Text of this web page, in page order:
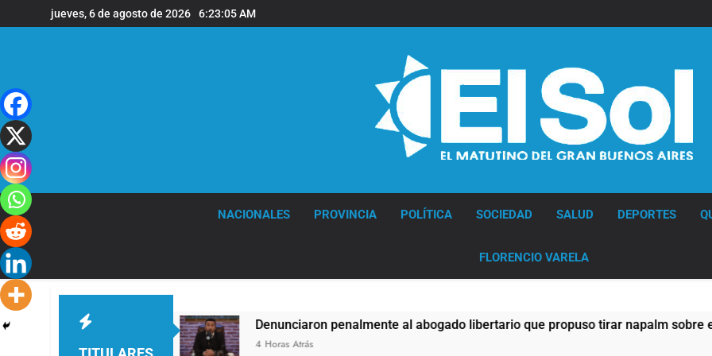
al
jueves, 6 de agosto de 2026 6:23:05 AM
NACIONALES PROVINCIA POLÍTICA SOCIEDAD SALUD DEPORTES
FLORENCIO VARELA
ráfagas de viento Denunciaron penalmente al abogado libertario que propuso tirar napalm sobre el Gran
4 Horas Atrás